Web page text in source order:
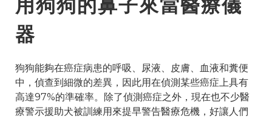
用狗狗的鼻子來當醫療儀
器
狗狗能夠在癌症病患的呼吸、尿液、皮膚、血液和糞便
中，偵查到細微的差異，因此用在偵測某些癌症上具有
高達97%的準確率。除了偵測癌症之外，現在也不少醫
療警示援助犬被訓練用來提早警告醫療危機，好讓人們